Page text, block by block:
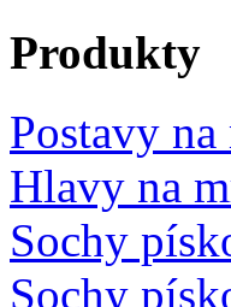
Produkty
Postavy
Hlavy na
Sochy
Sochy